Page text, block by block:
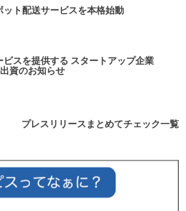
ト配送サービスを本格始動
スを提供する スタートアップ企業
資のお知らせ
プレスリリースまとめてチェック一覧